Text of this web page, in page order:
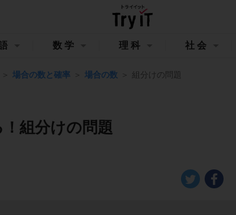
数学 理科 社会
場合の数と確率 場合の数 組分けの問題
組分けの問題